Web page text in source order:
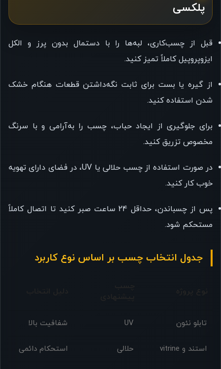
پلکسی
قبل از چسب‌کاری، لبه‌ها را با دستمال بدون پرز و الکل
ایزوپروپیل کاملاً تمیز کنید.
از گیره یا بست برای ثابت نگه‌داشتن قطعات هنگام خشک
شدن استفاده کنید.
برای جلوگیری از ایجاد حباب، چسب را به‌آرامی و با سرنگ
مخصوص تزریق کنید.
در صورت استفاده از چسب حلالی یا UV، در فضای دارای تهویه
خوب کار کنید.
پس از چسباندن، حداقل 24 ساعت صبر کنید تا اتصال کاملاً
مستحکم شود.
جدول انتخاب چسب بر اساس نوع کاربرد
تابلو نئون UV شفافیت بالا
استند و vitrine حلالی استحکام دائمی